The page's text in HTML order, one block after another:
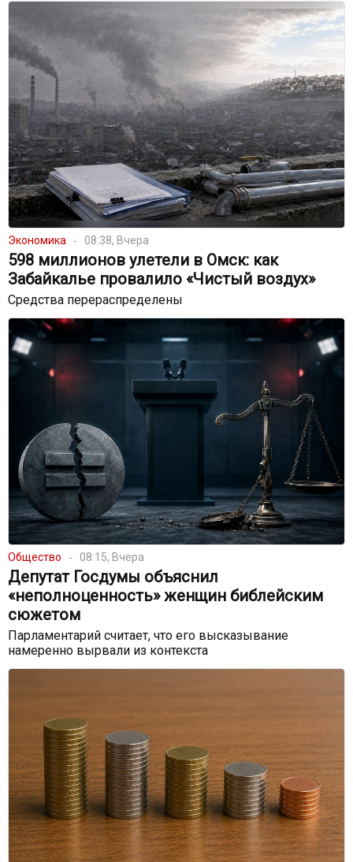
Экономика 08:38, Вчера
598 миллионов улетели в Омск: как
Забайкалье провалило «Чистый воздух»
Средства перераспределены
Общество 08:15, Вчера
Депутат Госдумы объяснил
«неполноценность» женщин библейским
сюжетом
Парламентарий считает, что его высказывание
намеренно вырвали из контекста